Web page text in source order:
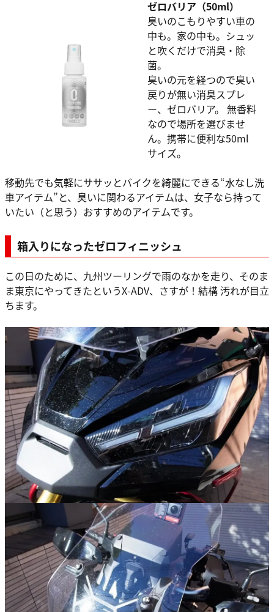
ゼロバリア（50ml）
臭いのこもりやすい車の
中も。家の中も。シュッ
と吹くだけで消臭・除
菌。
臭いの元を経つので臭い
戻りが無い消臭スプレ
ー、ゼロバリア。 無香料
なので場所を選びませ
ん。携帯に便利な50ml
サイズ。
移動先でも気軽にササッとバイクを綺麗にできる“水なし洗
車アイテム”と、臭いに関わるアイテムは、女子なら持って
いたい（と思う）おすすめのアイテムです。
箱入りになったゼロフィニッシュ
この日のために、九州ツーリングで雨のなかを走り、そのま
ま東京にやってきたというX-ADV、さすが！結構 汚れが目立
ちます。